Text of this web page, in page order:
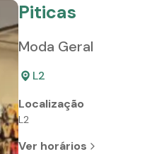
Piticas
Moda Geral
L2
Localização
L2
Ver horários